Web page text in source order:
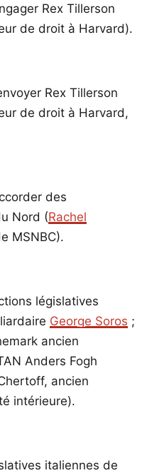
Rex Tillerson
de droit à Harvard).
Rex Tillerson
de droit à Harvard,
des
Nord (Rachel
MSNBC).
législatives
George Soros ;
ancien
Anders Fogh
ancien
intérieure).
italiennes de